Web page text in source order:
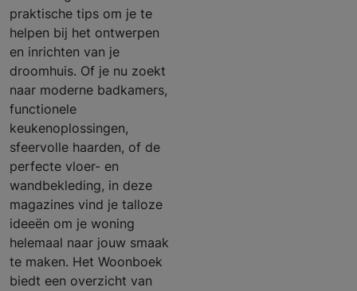
praktische tips om je te
helpen bij het ontwerpen
en inrichten van je
droomhuis. Of je nu zoekt
naar moderne badkamers,
functionele
keukenoplossingen,
sfeervolle haarden, of de
perfecte vloer- en
wandbekleding, in deze
magazines vind je talloze
ideeën om je woning
helemaal naar jouw smaak
te maken. Het Woonboek
biedt een overzicht van